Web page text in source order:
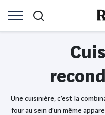
Une cuisinière, c’est la
four au sein d’un même